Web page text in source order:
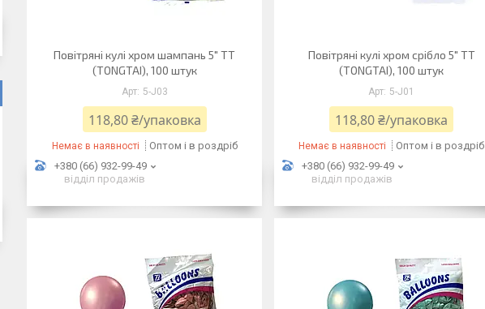
Повітряні кулі хром шампань 5" TT
(TONGTAI), 100 штук
5-J03
118,80 ₴/упаковка
Немає в наявності
Оптом і в роздріб
+380 (66) 932-99-49
відділ продажів
Повітряні кулі хром срібло 5" TT
(TONGTAI), 100 штук
5-J01
118,80 ₴/упаковка
Немає в наявності
Оптом і в роздріб
+380 (66) 932-99-49
відділ продажів